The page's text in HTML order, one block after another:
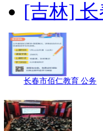
[吉林]
长春市佰仁教育 公务